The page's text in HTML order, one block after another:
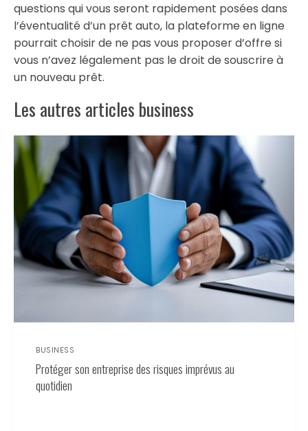
questions qui vous seront rapidement posées dans
l’éventualité d’un prêt auto, la plateforme en ligne
pourrait choisir de ne pas vous proposer d’offre si
vous n’avez légalement pas le droit de souscrire à
un nouveau prêt.
Les autres articles business
BUSINESS
Protéger son entreprise des risques imprévus au
quotidien